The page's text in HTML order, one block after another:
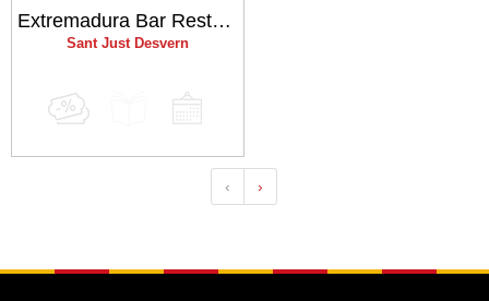
Extremadura Bar Restaurant
Sant Just Desvern
‹ ›